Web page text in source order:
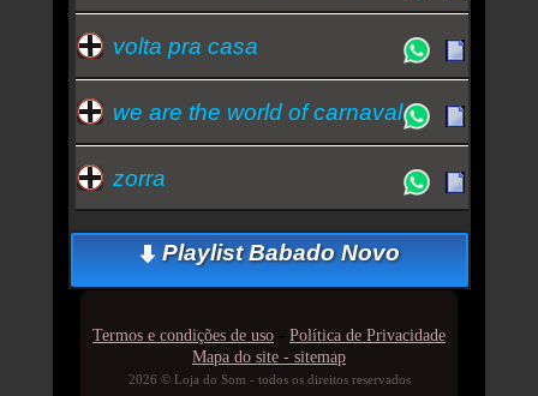
volta pra casa
we are the world of carnaval
zorra
Playlist Babado Novo
Termos e condições de uso
Política de Privacidade
Mapa do site - sitemap
2026 © Loja do Som - todos os direitos reservados